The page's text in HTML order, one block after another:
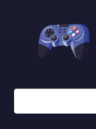
контенту
Поиск: